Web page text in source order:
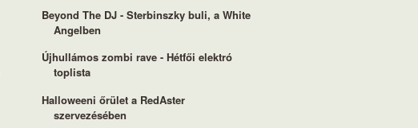
Beyond The DJ - Sterbinszky buli, a White
Angelben
Újhullámos zombi rave - Hétfői elektró
toplista
Halloweeni őrület a RedAster
szervezésében